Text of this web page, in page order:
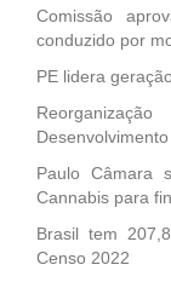
Comissão
conduzido por
PE lidera
Paulo Câmara
Cannabis para
Brasil tem
Censo 2022